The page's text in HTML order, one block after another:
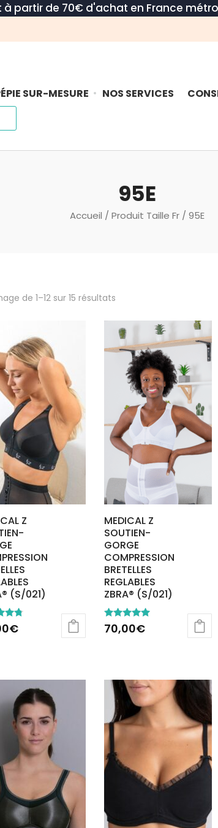
à partir de 70€ d'achat en France
SUR-MESURE NOS SERVICES
95E
Accueil / Produit Taille Fr / 95E
de 1–12 sur 15 résultats
popularité
Z
(S/021)
€
MEDICAL Z
SOUTIEN-
GORGE
COMPRESSION
BRETELLES
REGLABLES
ZBRA® (S/021)
Note
5.00
70,00€